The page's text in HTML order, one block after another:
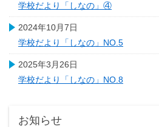
学校だより「しなの」④
2024年10月7日
学校だより「しなの」NO.5
2025年3月26日
学校だより「しなの」NO.8
お知らせ